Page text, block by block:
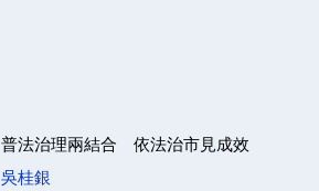
普法治理兩結合 依法治市見成效
吳桂銀